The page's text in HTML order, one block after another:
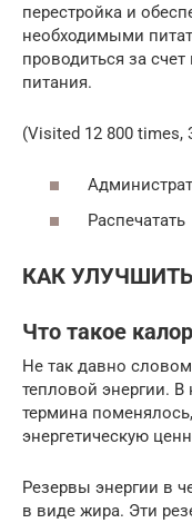
перестройка и
необходимыми
проводиться за
питания.
(Visited 12 800 times,
Распечатать
КАК
Что такое
Не так давно
тепловой энергии. В
термина
энергетическую
Резервы энергии в
в виде жира. Эти